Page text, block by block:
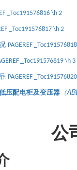
_Toc191576816 \h 2
_Toc191576817 \h 2
PAGEREF
_Toc191576819 \h 3
PAGEREF
压配电柜及变压器 （
公